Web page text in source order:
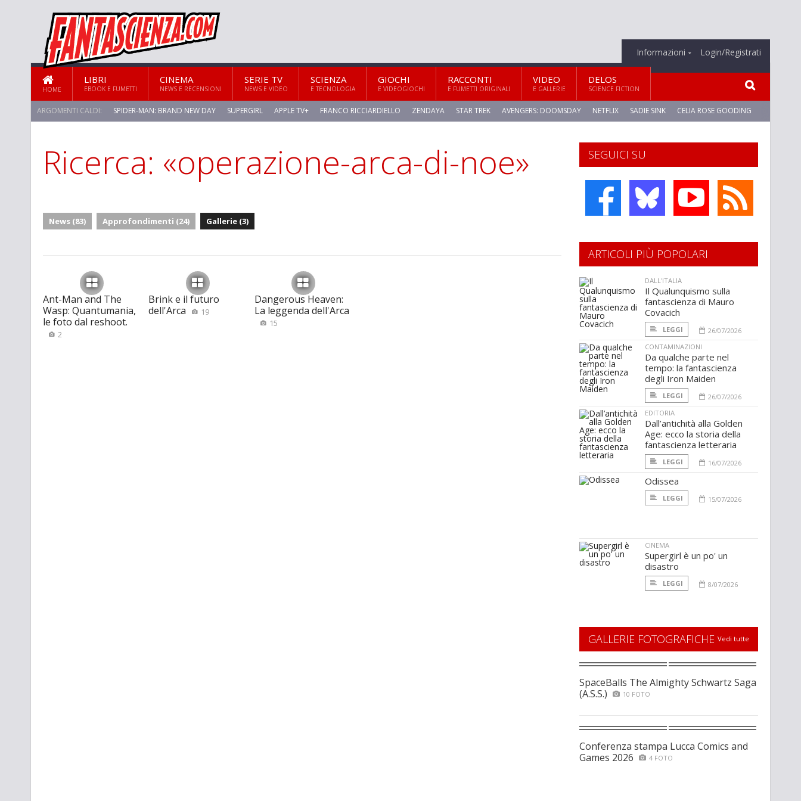
Informazioni Login/Registrati
HOME
LIBRI
EBOOK E FUMETTI
CINEMA
NEWS E RECENSIONI
SERIE TV
NEWS E VIDEO
SCIENZA
E TECNOLOGIA
GIOCHI
E VIDEOGIOCHI
RACCONTI
E FUMETTI ORIGINALI
VIDEO
E GALLERIE
DELOS
SCIENCE FICTION
ARGOMENTI CALDI: SPIDER-MAN: BRAND NEW DAY SUPERGIRL APPLE TV+ FRANCO RICCIARDIELLO ZENDAYA STAR TREK AVENGERS: DOOMSDAY NETFLIX SADIE SINK CELIA ROSE GOODING
Ricerca: «operazione-arca-di-noe»
News (83) Approfondimenti (24) Gallerie (3)
Ant-Man and The
Wasp: Quantumania,
le foto dal reshoot.
2
Brink e il futuro
dell'Arca
19
Dangerous Heaven:
La leggenda dell'Arca
15
SEGUICI SU
ARTICOLI PIÙ POPOLARI
DALL'ITALIA
Il Qualunquismo sulla
fantascienza di Mauro
Covacich
LEGGI
26/07/2026
CONTAMINAZIONI
Da qualche parte nel
tempo: la fantascienza
degli Iron Maiden
LEGGI
26/07/2026
EDITORIA
Dall’antichità alla Golden
Age: ecco la storia della
fantascienza letteraria
LEGGI 16/07/2026
Odissea
LEGGI 15/07/2026
CINEMA
Supergirl è un po' un
disastro
LEGGI 8/07/2026
GALLERIE FOTOGRAFICHE Vedi tutte
SpaceBalls The Almighty Schwartz Saga
(A.S.S.)
10 FOTO
Conferenza stampa Lucca Comics and
Games 2026
4 FOTO